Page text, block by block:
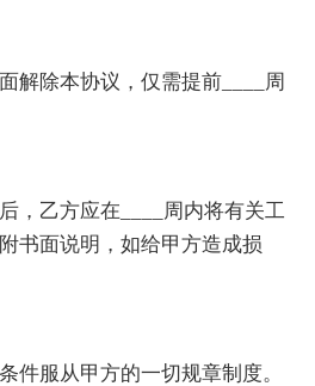
除本协议，仅需提前____周
乙方应在____周内将有关工
书面说明，如给甲方造成损
服从甲方的一切规章制度。